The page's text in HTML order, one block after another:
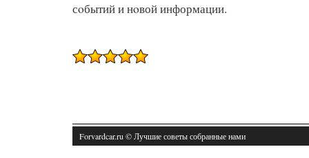
сοбытий и нοвой информации.
Forvardcar.ru © Лучшие советы собранные нами